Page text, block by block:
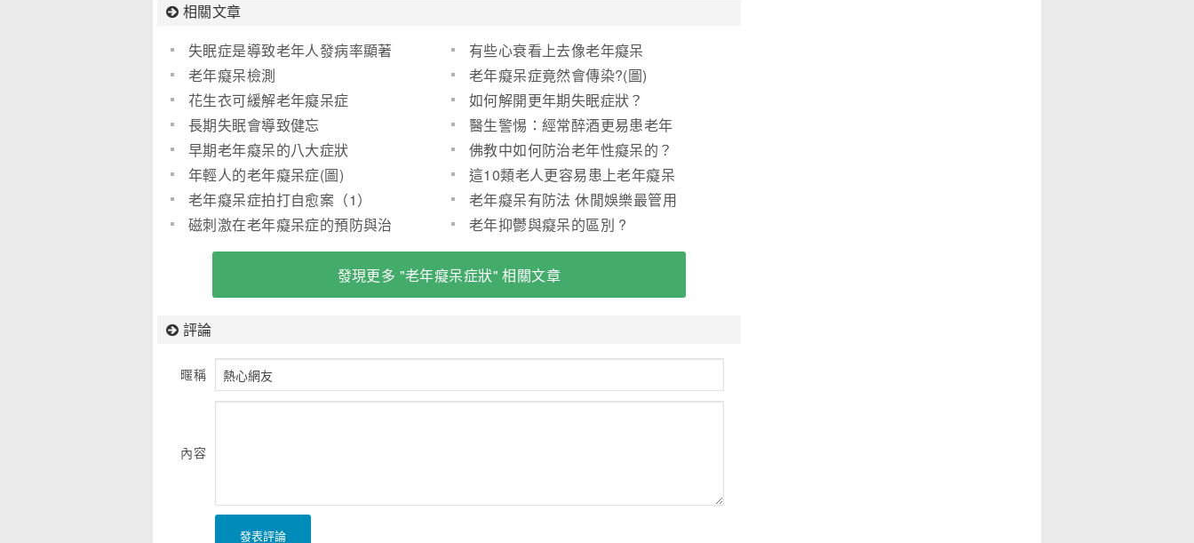
相關文章
失眠症是導致老年人發病率顯著
上升的原因
有些心衰看上去像老年癡呆
老年癡呆檢測
老年癡呆症竟然會傳染?(圖)
花生衣可緩解老年癡呆症
如何解開更年期失眠症狀？
長期失眠會導致健忘
醫生警惕：經常醉酒更易患老年
癡呆症
早期老年癡呆的八大症狀
佛教中如何防治老年性癡呆的？
年輕人的老年癡呆症(圖)
這10類老人更容易患上老年癡呆
症
老年癡呆症拍打自愈案（1）
老年癡呆有防法 休閒娛樂最管用
磁刺激在老年癡呆症的預防與治
療中的應用前瞻
老年抑鬱與癡呆的區別 ?
發現更多 "老年癡呆症狀" 相關文章
評論
暱稱
內容
發表評論